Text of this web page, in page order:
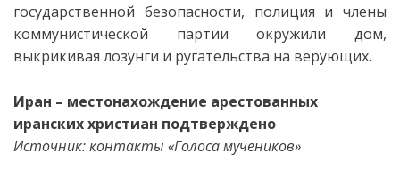
государственной безопасности, полиция и члены
коммунистической партии окружили дом,
выкрикивая лозунги и ругательства на верующих.
Иран – местонахождение арестованных
иранских христиан подтверждено
Источник: контакты «Голоса мучеников»